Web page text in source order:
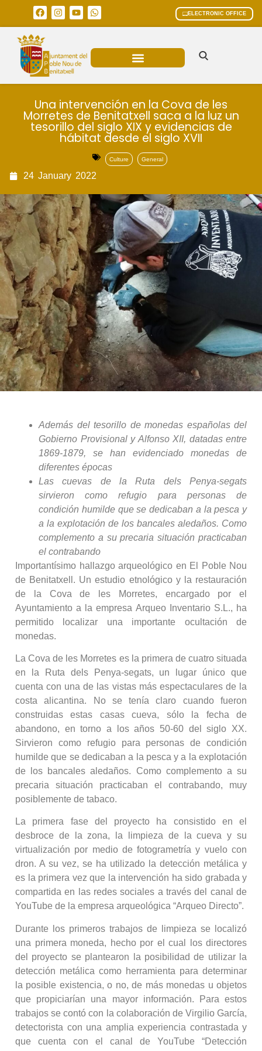
ELECTRONIC OFFICE
Una intervención en la Cova de les
Morretes de Benitatxell saca a la luz un
tesorillo del siglo XIX y evidencias de
hábitat desde el siglo XVII
Culture General
24 January 2022
Además del tesorillo de monedas españolas del
Gobierno Provisional y Alfonso XII, datadas entre
1869-1879, se han evidenciado monedas de
diferentes épocas
Las cuevas de la Ruta dels Penya-segats
sirvieron como refugio para personas de
condición humilde que se dedicaban a la pesca y
a la explotación de los bancales aledaños. Como
complemento a su precaria situación practicaban
el contrabando
Importantísimo hallazgo arqueológico en El Poble Nou
de Benitatxell. Un estudio etnológico y la restauración
de la Cova de les Morretes, encargado por el
Ayuntamiento a la empresa Arqueo Inventario S.L., ha
permitido localizar una importante ocultación de
monedas.
La Cova de les Morretes es la primera de cuatro situada
en la Ruta dels Penya-segats, un lugar único que
cuenta con una de las vistas más espectaculares de la
costa alicantina. No se tenía claro cuando fueron
construidas estas casas cueva, sólo la fecha de
abandono, en torno a los años 50-60 del siglo XX.
Sirvieron como refugio para personas de condición
humilde que se dedicaban a la pesca y a la explotación
de los bancales aledaños. Como complemento a su
precaria situación practicaban el contrabando, muy
posiblemente de tabaco.
La primera fase del proyecto ha consistido en el
desbroce de la zona, la limpieza de la cueva y su
virtualización por medio de fotogrametría y vuelo con
dron. A su vez, se ha utilizado la detección metálica y
es la primera vez que la intervención ha sido grabada y
compartida en las redes sociales a través del canal de
YouTube de la empresa arqueológica “Arqueo Directo”.
Durante los primeros trabajos de limpieza se localizó
una primera moneda, hecho por el cual los directores
del proyecto se plantearon la posibilidad de utilizar la
detección metálica como herramienta para determinar
la posible existencia, o no, de más monedas u objetos
que propiciarían una mayor información. Para estos
trabajos se contó con la colaboración de Virgilio García,
detectorista con una amplia experiencia contrastada y
que cuenta con el canal de YouTube “Detección